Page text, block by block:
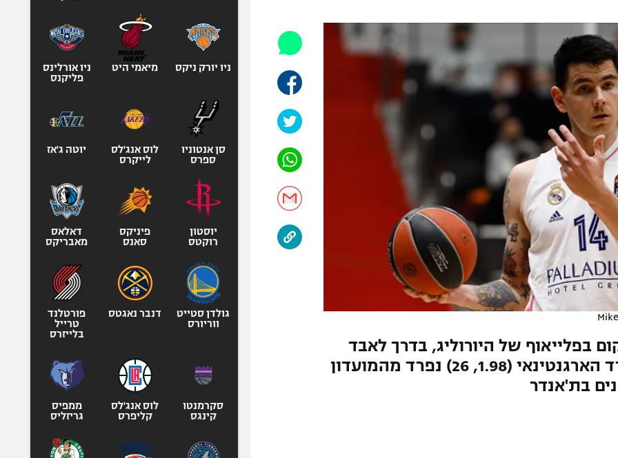
אביב
באר שבע
ליגה סינית
ליגה ברזילאית
ליגות נוספות
אופניים
ספורט מוטורי
כדורמים
בייסבול MLB
ספורט אתגרי
אומנויות לחימה
בפלייאוף של היורוליג, בדרך לאבד
שחקן סופר-משמעותי. הפורוורד הארגנטינאי (1.98, 26) נפרד מהמועדון
בת'אנדר
ניו יורק ניקס מיאמי היט
ניו אורלינס
פליקנס
סן אנטוניו
ספרס
לוס אנג'לס
לייקרס
יוטה ג'אז
יוסטון
רוקטס
פיניקס
סאנס
דאלאס
מאבריקס
גולדן סטייט
ווריורס
דנבר נאגטס
פורטלנד
טרייל
בלייזרס
סקרמנטו
קינגס
לוס אנג'לס
קליפרס
ממפיס
גריזליס